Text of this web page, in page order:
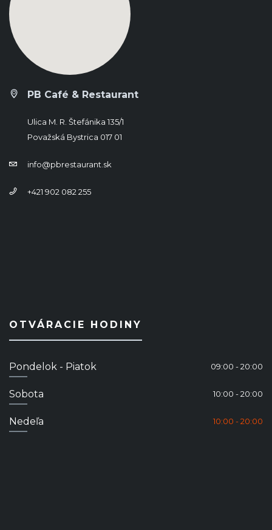
PB Café & Restaurant
Ulica M. R. Štefánika 135/1
Považská Bystrica 017 01
info@pbrestaurant.sk
+421 902 082 255
OTVÁRACIE HODINY
Pondelok - Piatok 09:00 - 20:00
Sobota 10:00 - 20:00
Nedeľa 10:00 - 20:00